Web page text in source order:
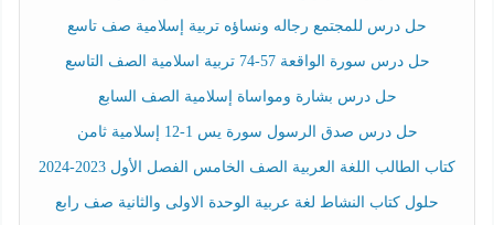
حل درس للمجتمع رجاله ونساؤه تربية إسلامية صف تاسع
حل درس سورة الواقعة 57-74 تربية اسلامية الصف التاسع
حل درس بشارة ومواساة إسلامية الصف السابع
حل درس صدق الرسول سورة يس 1-12 إسلامية ثامن
كتاب الطالب اللغة العربية الصف الخامس الفصل الأول 2023-2024
حلول كتاب النشاط لغة عربية الوحدة الاولى والثانية صف رابع